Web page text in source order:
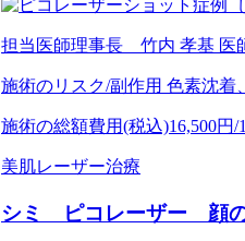
担当医師理事長 竹内 孝基 医
施術のリスク/副作用 色素沈着
施術の総額費用(税込)16,500円/
美肌レーザー治療
シミ ピコレーザー 顔